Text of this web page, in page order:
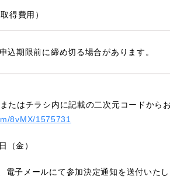
得費用）
期限前に締め切る場合があります。
たはチラシ内に記載の二次元コードから
8vMX/1575731
（金）
子メールにて参加決定通知を送付いたし